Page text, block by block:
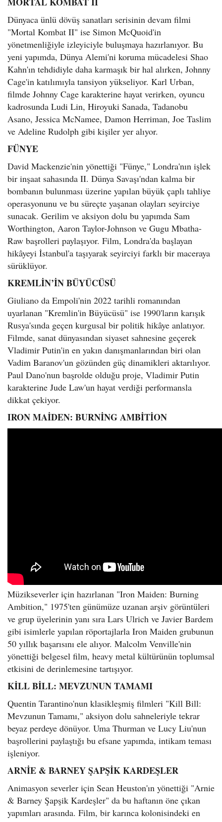
Dünyaca ünlü dövüş sanatları serisinin devam filmi
"Mortal Kombat II" ise Simon McQuoid'in
yönetmenliğiyle izleyiciyle buluşmaya hazırlanıyor. Bu
yeni yapımda, Dünya Alemi'ni koruma mücadelesi Shao
Kahn'ın tehdidiyle daha karmaşık bir hal alırken, Johnny
Cage'in katılımıyla tansiyon yükseliyor. Karl Urban,
filmde Johnny Cage karakterine hayat verirken, oyuncu
kadrosunda Ludi Lin, Hiroyuki Sanada, Tadanobu
Asano, Jessica McNamee, Damon Herriman, Joe Taslim
ve Adeline Rudolph gibi kişiler yer alıyor.
FÜNYE
David Mackenzie'nin yönettiği "Fünye," Londra'nın işlek
bir inşaat sahasında II. Dünya Savaşı'ndan kalma bir
bombanın bulunması üzerine yapılan büyük çaplı tahliye
operasyonunu ve bu süreçte yaşanan olayları seyirciye
sunacak. Gerilim ve aksiyon dolu bu yapımda Sam
Worthington, Aaron Taylor-Johnson ve Gugu Mbatha-
Raw başrolleri paylaşıyor. Film, Londra'da başlayan
hikâyeyi İstanbul'a taşıyarak seyirciyi farklı bir maceraya
sürüklüyor.
KREMLİN’İN BÜYÜCÜSÜ
Giuliano da Empoli'nin 2022 tarihli romanından
uyarlanan "Kremlin'in Büyücüsü" ise 1990'ların karışık
Rusya'sında geçen kurgusal bir politik hikâye anlatıyor.
Filmde, sanat dünyasından siyaset sahnesine geçerek
Vladimir Putin'in en yakın danışmanlarından biri olan
Vadim Baranov'un gözünden güç dinamikleri aktarılıyor.
Paul Dano'nun başrolde olduğu proje, Vladimir Putin
karakterine Jude Law'un hayat verdiği performansla
dikkat çekiyor.
IRON MAİDEN: BURNİNG AMBİTİON
Müzikseverler için hazırlanan "Iron Maiden: Burning
Ambition," 1975'ten günümüze uzanan arşiv görüntüleri
ve grup üyelerinin yanı sıra Lars Ulrich ve Javier Bardem
gibi isimlerle yapılan röportajlarla Iron Maiden grubunun
50 yıllık başarısını ele alıyor. Malcolm Venville'nin
yönettiği belgesel film, heavy metal kültürünün toplumsal
etkisini de derinlemesine tartışıyor.
KİLL BİLL: MEVZUNUN TAMAMI
Quentin Tarantino'nun klasikleşmiş filmleri "Kill Bill:
Mevzunun Tamamı," aksiyon dolu sahneleriyle tekrar
beyaz perdeye dönüyor. Uma Thurman ve Lucy Liu'nun
başrollerini paylaştığı bu efsane yapımda, intikam teması
işleniyor.
ARNİE & BARNEY ŞAPŞİK KARDEŞLER
Animasyon severler için Sean Heuston'ın yönettiği "Arnie
& Barney Şapşik Kardeşler" da bu haftanın öne çıkan
yapımları arasında. Film, bir karınca kolonisindeki en